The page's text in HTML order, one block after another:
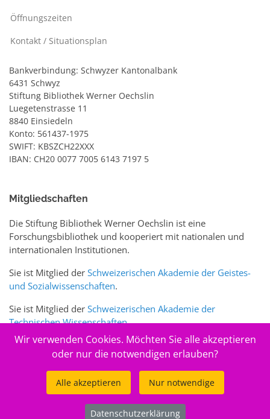
Öffnungszeiten
Kontakt / Situationsplan
Bankverbindung: Schwyzer Kantonalbank
6431 Schwyz
Stiftung Bibliothek Werner Oechslin
Luegetenstrasse 11
8840 Einsiedeln
Konto: 561437-1975
SWIFT: KBSZCH22XXX
IBAN: CH20 0077 7005 6143 7197 5
Mitgliedschaften
Die Stiftung Bibliothek Werner Oechslin ist eine
Forschungsbibliothek und kooperiert mit nationalen und
internationalen Institutionen.
Sie ist Mitglied der Schweizerischen Akademie der Geistes-
und Sozialwissenschaften.
Sie ist Mitglied der Schweizerischen Akademie der
Technischen Wissenschaften.
Sie ist zudem Mitglied des Schweizer Portalswww.sciences-
Stiftung Bibliothek Werner Oechslin
Wir verwenden Cookies. Möchten Sie alle akzeptieren
oder nur die notwendigen erlauben?
Alle akzeptieren Nur notwendige
Datenschutzerklärung